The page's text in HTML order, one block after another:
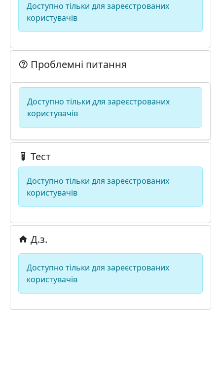
Доступно тільки для зареєстрованих
користувачів
Проблемні питання
Доступно тільки для зареєстрованих
користувачів
Тест
Доступно тільки для зареєстрованих
користувачів
Д.з.
Доступно тільки для зареєстрованих
користувачів